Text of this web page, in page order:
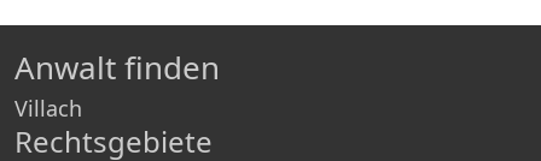
Wohnrecht, Verkehrsrecht, Unfallschäden
Anwalt finden
Villach
Rechtsgebiete